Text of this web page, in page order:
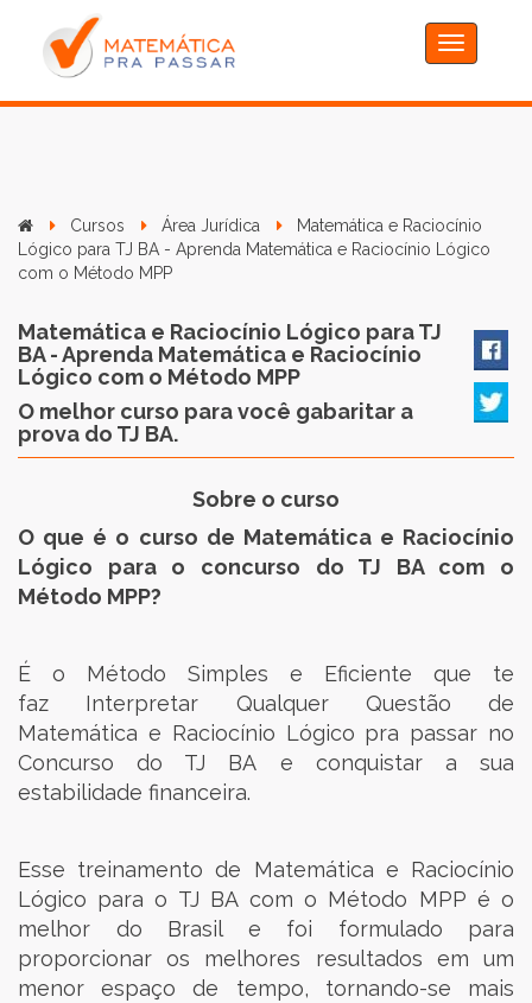
Toggle
navigation
Cursos Área Jurídica
Matemática e Raciocínio
Lógico para TJ BA - Aprenda Matemática e Raciocínio Lógico
com o Método MPP
Matemática e Raciocínio Lógico para TJ
BA - Aprenda Matemática e Raciocínio
Lógico com o Método MPP
O melhor curso para você gabaritar a
prova do TJ BA.
Sobre o curso
O que é o curso de Matemática e Raciocínio
Lógico para o concurso do TJ BA com o
Método MPP?
É o Método Simples e Eficiente que te
faz Interpretar Qualquer Questão de
Matemática e Raciocínio Lógico pra passar no
Concurso do TJ BA e conquistar a sua
estabilidade financeira.
Esse treinamento de Matemática e Raciocínio
Lógico para o TJ BA com o Método MPP é o
melhor do Brasil e foi formulado para
proporcionar os melhores resultados em um
menor espaço de tempo, tornando-se mais